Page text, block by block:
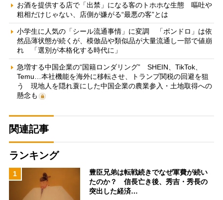
お酒を提供する店で「出禁」になる客のトホホな生態 嘔吐や
粗相だけじゃない、店側が嫌がる“最悪の客”とは
小学生に人気の「シール流通事情」に変調 「ボンドロ」は依
然品薄状態が続くが、模倣品や類似品が大量流通し一部で値崩
れ 「選別が本格化する時代に」
急増する中国企業の“国籍ロンダリング” SHEIN、TikTok、
Temu…本社機能を海外に移転させ、トランプ関税の回避を狙
う 現地人を隠れ蓑にした中国企業の農業参入・土地取得への
懸念も
関連記事
ランキング
1
豊臣兄弟は転戦続きでなぜ軍費が続い
たのか？ 信長亡き後、秀吉・秀長の
突出した経済…